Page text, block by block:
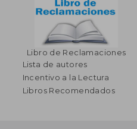
Libro de Reclamaciones
Lista de autores
Incentivo a la Lectura
Libros Recomendados